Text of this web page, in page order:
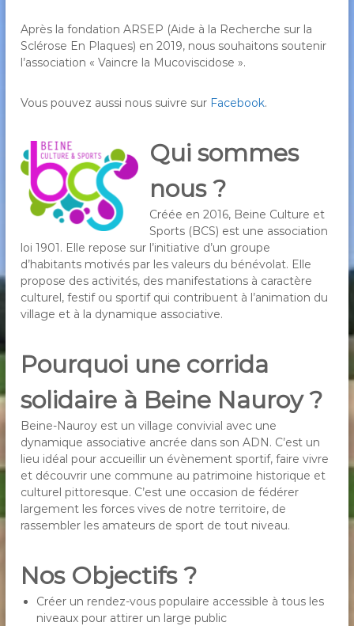
Après la fondation ARSEP (Aide à la Recherche sur la
Sclérose En Plaques) en 2019, nous souhaitons soutenir
l’association « Vaincre la Mucoviscidose ».
Vous pouvez aussi nous suivre sur Facebook.
Qui sommes
nous ?
Créée en 2016, Beine Culture et
Sports (BCS) est une association
loi 1901. Elle repose sur l’initiative d’un groupe
d’habitants motivés par les valeurs du bénévolat. Elle
propose des activités, des manifestations à caractère
culturel, festif ou sportif qui contribuent à l’animation du
village et à la dynamique associative.
Pourquoi une corrida
solidaire à Beine Nauroy ?
Beine-Nauroy est un village convivial avec une
dynamique associative ancrée dans son ADN. C’est un
lieu idéal pour accueillir un évènement sportif, faire vivre
et découvrir une commune au patrimoine historique et
culturel pittoresque. C’est une occasion de fédérer
largement les forces vives de notre territoire, de
rassembler les amateurs de sport de tout niveau.
Nos Objectifs ?
Créer un rendez-vous populaire accessible à tous les
niveaux pour attirer un large public